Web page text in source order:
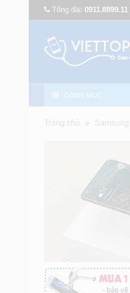
Tổng đài: 0911.8899.11
DANH MỤC
Trang chủ » Samsung